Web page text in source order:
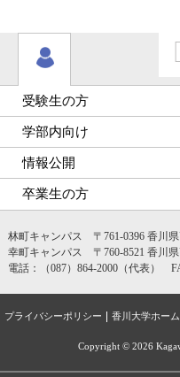
受験生の方
学部内向け
情報公開
卒業生の方
林町キャンパス 〒761-0396 香川県
幸町キャンパス 〒760-8521 香川県
電話：（087）864-2000（代表）
プライバシーポリシー 香川大学ホー
Copyright © 2026